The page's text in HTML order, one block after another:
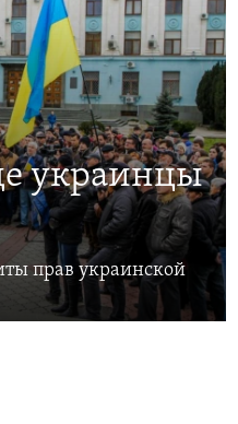
украинцы
прав украинской